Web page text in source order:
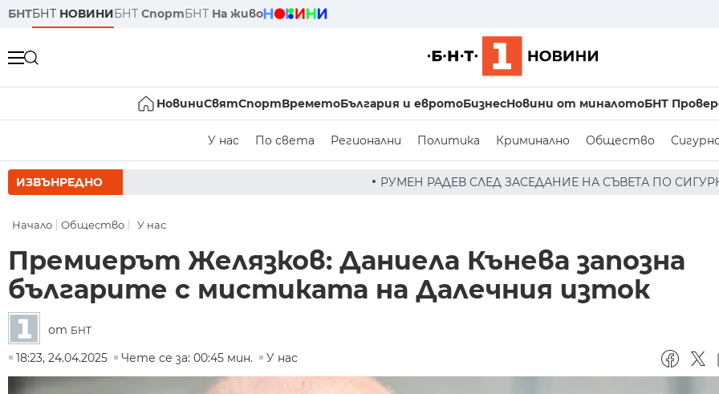
БНТБНТ НОВИНИБНТ СпортБНТ На живо
НовиниСвятСпортВреметоБългария и евротоБизнесНовини от миналотоБНТ
У нас По света Регионални Политика Криминално Общество
ИЗВЪНРЕДНО РУМЕН РАДЕВ СЛЕД ЗАСЕДАНИЕ НА СЪВЕТА ПО СИГУРНОСТТА: ДРОН Е
Начало Общество У нас
Премиерът Желязков: Даниела Кънева запозна
българите с мистиката на Далечния изток
от БНТ
18:23, 24.04.2025
Чете се за: 00:45 мин. У нас